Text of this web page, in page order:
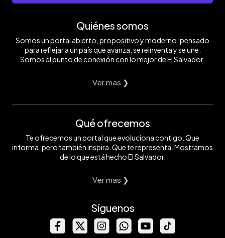
Quiénes somos
Somos un portal abierto, propositivo y moderno, pensado
para reflejar a un país que avanza, se reinventa y se une.
Somos el punto de conexión con lo mejor de El Salvador.
Ver mas ❯
Qué ofrecemos
Te ofrecemos un portal que evoluciona contigo. Que
informa, pero también inspira. Que te representa. Mostramos
de lo que está hecho El Salvador.
Ver mas ❯
Síguenos